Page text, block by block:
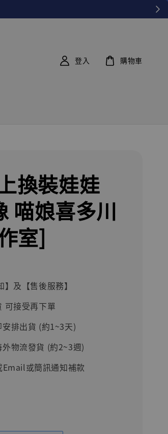
登入 購物車
換裝娃娃
喵娘喜多川
室]
及【售後服務】
可接受再下單
排出貨 (約1~3天)
物流發貨 (約2~3週)
或簡訊通知補款